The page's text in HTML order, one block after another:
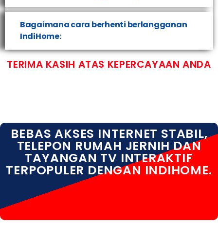
Bagaimana cara berhenti berlangganan
IndiHome:
TERIMA KASIH ATAS KEPERCAYAAN ANDA
BEBAS AKSES INTERNET STABIL,
TELEPON RUMAH JERNIH DAN
TAYANGAN TV INTERAKTIF
TERPOPULER DENGAN INDIHOME.